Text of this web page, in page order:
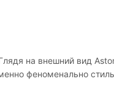
на внешний вид
феноменально